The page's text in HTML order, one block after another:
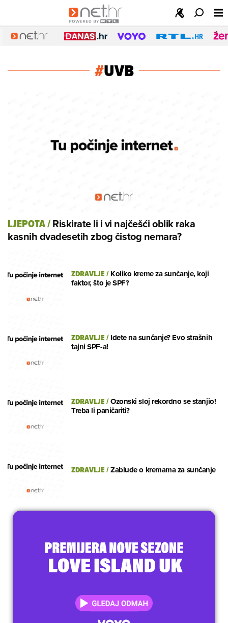
#UVB
LJEPOTA/Riskirate li i vi najčešći oblik raka
kasnih dvadesetih zbog čistog nemara?
ZDRAVLJE/Koliko kreme za sunčanje, koji
faktor, što je SPF?
ZDRAVLJE/Idete na sunčanje? Evo strašnih
tajni SPF-a!
ZDRAVLJE/Ozonski sloj rekordno se stanjio!
Treba li paničariti?
ZDRAVLJE/Zablude o kremama za sunčanje